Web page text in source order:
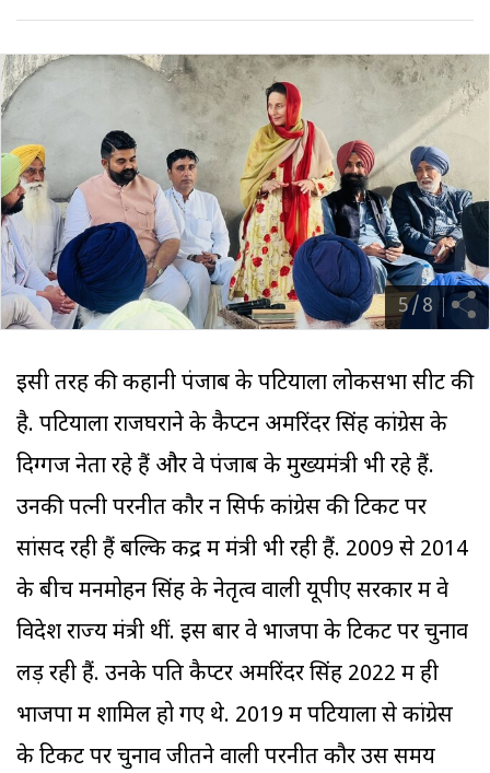
5/8
इसी तरह की कहानी पंजाब के पटियाला लोकसभा सीट की
है. पटियाला राजघराने के कैप्टन अमरिंदर सिंह कांग्रेस के
दिग्गज नेता रहे हैं और वे पंजाब के मुख्यमंत्री भी रहे हैं.
उनकी पत्नी परनीत कौर न सिर्फ कांग्रेस की टिकट पर
सांसद रही हैं बल्कि केंद्र में मंत्री भी रही हैं. 2009 से 2014
के बीच मनमोहन सिंह के नेतृत्व वाली यूपीए सरकार में वे
विदेश राज्य मंत्री थीं. इस बार वे भाजपा के टिकट पर चुनाव
लड़ रही हैं. उनके पति कैप्टर अमरिंदर सिंह 2022 में ही
भाजपा में शामिल हो गए थे. 2019 में पटियाला से कांग्रेस
के टिकट पर चुनाव जीतने वाली परनीत कौर उस समय